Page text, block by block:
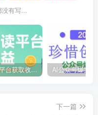
没有写...
零撸阅读平台获取收益，最新无门槛平台，一部手机即可操作，单日收益50-3张【揭秘】
下一篇